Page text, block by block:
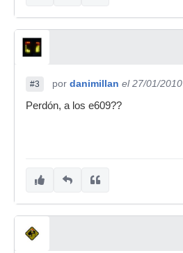
#3 por danimillan el 27/01/2010
Perdón, a los e609??